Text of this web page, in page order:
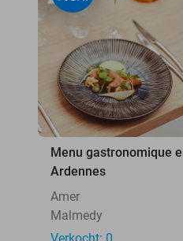
Menu gastronomique
Ardennes
Amer
Malmedy